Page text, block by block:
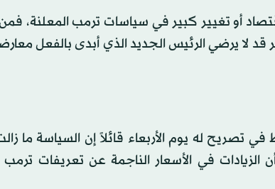
أو تغيير كبير في سياسات ترمب المعلنة، فمن
لا يرضي الرئيس الجديد الذي أبدى بالفعل
تصريح له يوم الأربعاء قائلاً إن السياسة ما
في الأسعار الناجمة عن تعريفات